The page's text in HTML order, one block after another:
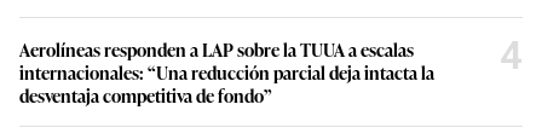
Aerolíneas responden a LAP sobre la TUUA a escalas
internacionales: “Una reducción parcial deja intacta la
desventaja competitiva de fondo”
4